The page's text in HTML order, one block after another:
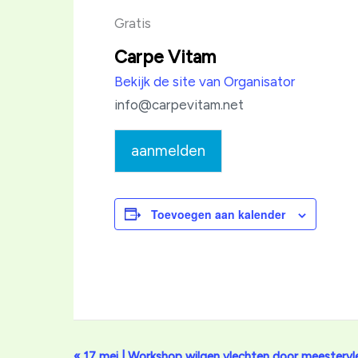
Gratis
Carpe Vitam
Bekijk de site van Organisator
info@carpevitam.net
aanmelden
Toevoegen aan kalender